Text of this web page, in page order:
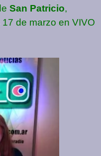
San Patricio,
de marzo en VIVO